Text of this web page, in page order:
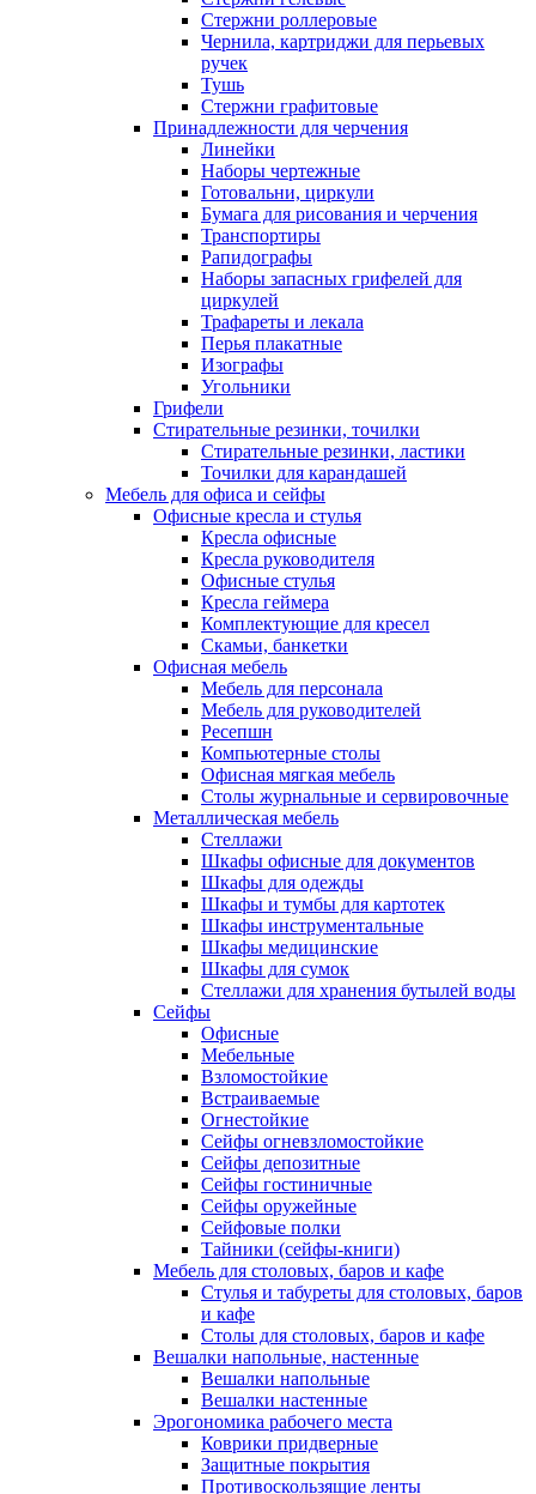
Стержни роллеровые
Чернила, картриджи для перьевых
ручек
Тушь
Стержни графитовые
Принадлежности для черчения
Линейки
Наборы чертежные
Готовальни, циркули
Бумага для рисования и черчения
Транспортиры
Рапидографы
Наборы запасных грифелей для
циркулей
Трафареты и лекала
Перья плакатные
Изографы
Угольники
Грифели
Стирательные резинки, точилки
Стирательные резинки, ластики
Точилки для карандашей
Мебель для офиса и сейфы
Офисные кресла и стулья
Кресла офисные
Кресла руководителя
Офисные стулья
Кресла геймера
Комплектующие для кресел
Скамьи, банкетки
Офисная мебель
Мебель для персонала
Мебель для руководителей
Ресепшн
Компьютерные столы
Офисная мягкая мебель
Столы журнальные и сервировочные
Металлическая мебель
Стеллажи
Шкафы офисные для документов
Шкафы для одежды
Шкафы и тумбы для картотек
Шкафы инструментальные
Шкафы медицинские
Шкафы для сумок
Стеллажи для хранения бутылей воды
Сейфы
Офисные
Мебельные
Взломостойкие
Встраиваемые
Огнестойкие
Сейфы огневзломостойкие
Сейфы депозитные
Сейфы гостиничные
Сейфы оружейные
Сейфовые полки
Тайники (сейфы-книги)
Мебель для столовых, баров и кафе
Стулья и табуреты для столовых, баров
и кафе
Столы для столовых, баров и кафе
Вешалки напольные, настенные
Вешалки напольные
Вешалки настенные
Эрогономика рабочего места
Коврики придверные
Защитные покрытия
Противоскользящие ленты